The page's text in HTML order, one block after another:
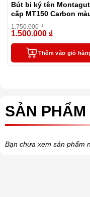
Bút bi ký tên
cấp MT150 Carbon
1.750.000₫
1.500.000 ₫
Thêm vào giỏ
SẢN
Bạn chưa xem sản phẩm